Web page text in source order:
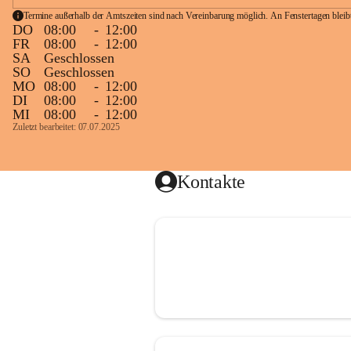
Termine außerhalb der Amtszeiten sind nach Vereinbarung möglich. An Fenstertagen
DO 08:00 - 12:00
FR
08:00 - 12:00
SA
Geschlossen
SO
Geschlossen
MO 08:00 - 12:00
DI
08:00 - 12:00
MI
08:00 - 12:00
Zuletzt bearbeitet: 07.07.2025
Kontakte